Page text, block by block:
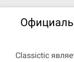
Classictic